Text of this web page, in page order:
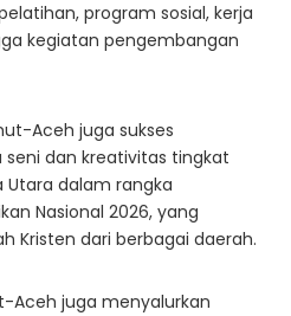
program sosial, kerja
kegiatan pengembangan
Aceh juga sukses
dan kreativitas tingkat
Utara dalam rangka
Nasional 2026, yang
Kristen dari berbagai daerah.
Aceh juga menyalurkan